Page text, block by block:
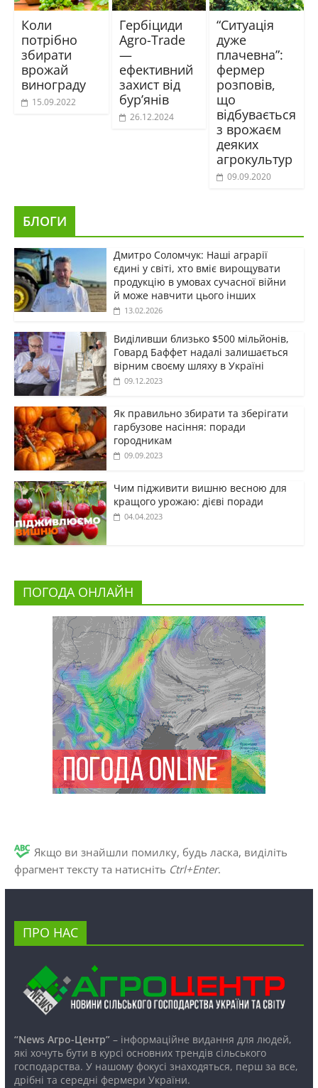
Коли
потрібно
збирати
врожай
винограду
15.09.2022
Гербіциди
Agro-Trade
—
ефективний
захист від
бур’янів
26.12.2024
“Ситуація
дуже
плачевна”:
фермер
розповів,
що
відбувається
з врожаєм
деяких
агрокультур
09.09.2020
БЛОГИ
Дмитро Соломчук: Наші аграрії
єдині у світі, хто вміє вирощувати
продукцію в умовах сучасної війни
й може навчити цього інших
13.02.2026
Виділивши близько $500 мільйонів,
Говард Баффет надалі залишається
вірним своєму шляху в Україні
09.12.2023
Як правильно збирати та зберігати
гарбузове насіння: поради
городникам
09.09.2023
Чим підживити вишню весною для
кращого урожаю: дієві поради
04.04.2023
ПОГОДА ОНЛАЙН
Якщо ви знайшли помилку, будь ласка, виділіть
фрагмент тексту та натисніть Ctrl+Enter.
ПРО НАС
“News Агро-Центр”– інформаційне видання для людей,
які хочуть бути в курсі основних трендів сільського
господарства. У нашому фокусі знаходяться, перш за все,
дрібні та середні фермери України.